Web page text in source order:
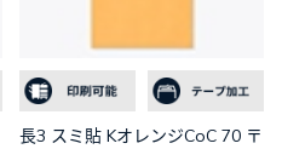
長3 スミ貼 KオレンジCoC 70 〒